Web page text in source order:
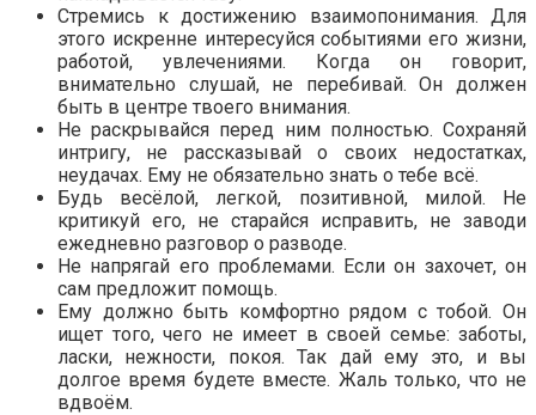
Стремись к достижению взаимопонимания. Для
этого искренне интересуйся событиями его жизни,
работой, увлечениями. Когда он говорит,
внимательно слушай, не перебивай. Он должен
быть в центре твоего внимания.
Не раскрывайся перед ним полностью. Сохраняй
интригу, не рассказывай о своих недостатках,
неудачах. Ему не обязательно знать о тебе всё.
Будь весёлой, легкой, позитивной, милой. Не
критикуй его, не старайся исправить, не заводи
ежедневно разговор о разводе.
Не напрягай его проблемами. Если он захочет, он
сам предложит помощь.
Ему должно быть комфортно рядом с тобой. Он
ищет того, чего не имеет в своей семье: заботы,
ласки, нежности, покоя. Так дай ему это, и вы
долгое время будете вместе. Жаль только, что не
вдвоём.